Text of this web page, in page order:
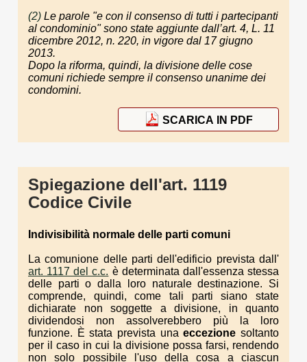
(2) Le parole "e con il consenso di tutti i partecipanti
al condominio" sono state aggiunte dall’art. 4, L. 11
dicembre 2012, n. 220, in vigore dal 17 giugno
2013.
Dopo la riforma, quindi, la divisione delle cose
comuni richiede sempre il consenso unanime dei
condomini.
SCARICA IN PDF
Spiegazione dell'art. 1119
Codice Civile
Indivisibilità normale delle parti comuni
La comunione delle parti dell'edificio prevista dall'
art. 1117 del c.c. è determinata dall'essenza stessa
delle parti o dalla loro naturale destinazione. Si
comprende, quindi, come tali parti siano state
dichiarate non soggette a divisione, in quanto
dividendosi non assolverebbero più la loro
funzione. È stata prevista unaeccezione soltanto
per il caso in cui la divisione possa farsi, rendendo
non solo possibile l'uso della cosa a ciascun